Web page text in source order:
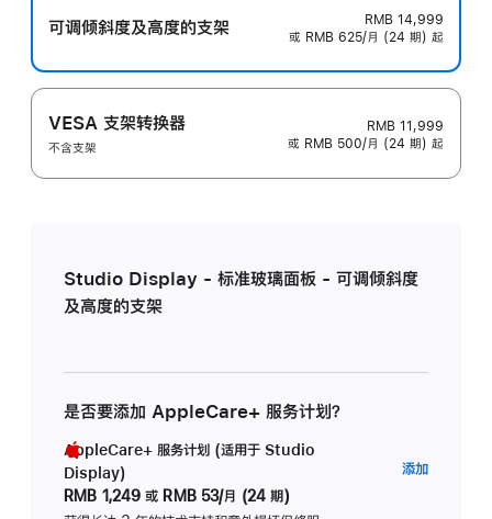
可调倾斜度及高‍度的支‍架
RMB 14,999
或 RMB 625/月 (24 期) 起
VESA 支架转换器
不含支架
RMB 11,999
或 RMB 500/月 (24 期) 起
Studio Display - 标准玻璃面板 - 可调倾斜度
及高度的支架
是否要添加 AppleCare+ 服务计划？
AppleCare+ 服务计划 (适用于 Studio
Display)
RMB 1,249 或 RMB 53/月 (24 期)
添加